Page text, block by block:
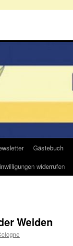
Gästebuch
widerrufen
Weiden